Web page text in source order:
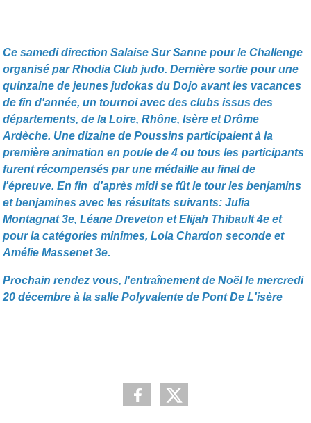
Ce samedi direction Salaise Sur Sanne pour le Challenge
organisé par Rhodia Club judo. Dernière sortie pour une
quinzaine de jeunes judokas du Dojo avant les vacances
de fin d'année, un tournoi avec des clubs issus des
départements, de la Loire, Rhône, Isère et Drôme
Ardèche. Une dizaine de Poussins participaient à la
première animation en poule de 4 ou tous les participants
furent récompensés par une médaille au final de
l'épreuve. En fin d'après midi se fût le tour les benjamins
et benjamines avec les résultats suivants: Julia
Montagnat 3e, Léane Dreveton et Elijah Thibault 4e et
pour la catégories minimes, Lola Chardon seconde et
Amélie Massenet 3e.
Prochain rendez vous, l'entraînement de Noël le mercredi
20 décembre à la salle Polyvalente de Pont De L'isère